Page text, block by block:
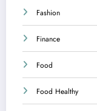
Fashion
Finance
Food
Food Healthy